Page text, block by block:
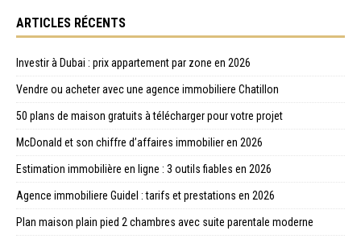
ARTICLES RÉCENTS
Investir à Dubai : prix appartement par zone en 2026
Vendre ou acheter avec une agence immobiliere Chatillon
50 plans de maison gratuits à télécharger pour votre projet
McDonald et son chiffre d’affaires immobilier en 2026
Estimation immobilière en ligne : 3 outils fiables en 2026
Agence immobiliere Guidel : tarifs et prestations en 2026
Plan maison plain pied 2 chambres avec suite parentale moderne